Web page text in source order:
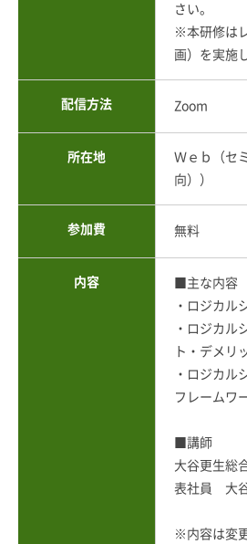
さい。
※本研修は
画）を実施
配信方法 Zoom
所在地
Ｗｅｂ（セ
向））
参加費 無料
内容
■主な内容
・ロジカル
・ロジカル
ト・デメリ
・ロジカル
フレームワ
■講師
大谷更生総
表社員 大
※内容は変